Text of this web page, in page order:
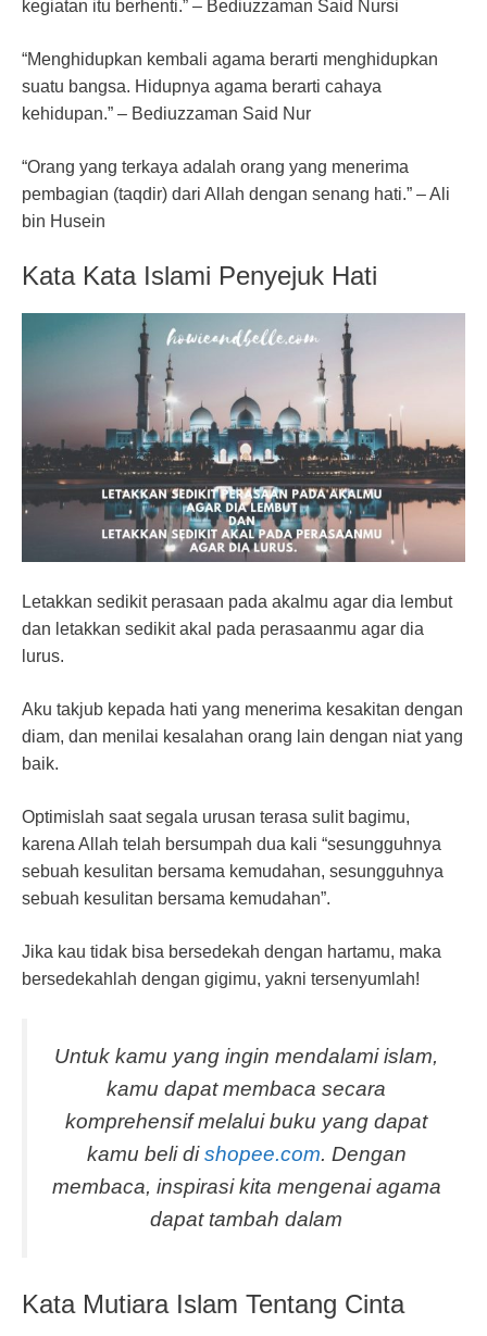
kegiatan itu berhenti.” – Bediuzzaman Said Nursi
“Menghidupkan kembali agama berarti menghidupkan
suatu bangsa. Hidupnya agama berarti cahaya
kehidupan.” – Bediuzzaman Said Nur
“Orang yang terkaya adalah orang yang menerima
pembagian (taqdir) dari Allah dengan senang hati.” – Ali
bin Husein
Kata Kata Islami Penyejuk Hati
Letakkan sedikit perasaan pada akalmu agar dia lembut
dan letakkan sedikit akal pada perasaanmu agar dia
lurus.
Aku takjub kepada hati yang menerima kesakitan dengan
diam, dan menilai kesalahan orang lain dengan niat yang
baik.
Optimislah saat segala urusan terasa sulit bagimu,
karena Allah telah bersumpah dua kali “sesungguhnya
sebuah kesulitan bersama kemudahan, sesungguhnya
sebuah kesulitan bersama kemudahan”.
Jika kau tidak bisa bersedekah dengan hartamu, maka
bersedekahlah dengan gigimu, yakni tersenyumlah!
Untuk kamu yang ingin mendalami islam,
kamu dapat membaca secara
komprehensif melalui buku yang dapat
kamu beli dishopee.com. Dengan
membaca, inspirasi kita mengenai agama
dapat tambah dalam
Kata Mutiara Islam Tentang Cinta